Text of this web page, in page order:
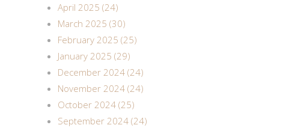
April 2025 (24)
March 2025 (30)
February 2025 (25)
January 2025 (29)
December 2024 (24)
November 2024 (24)
October 2024 (25)
September 2024 (24)